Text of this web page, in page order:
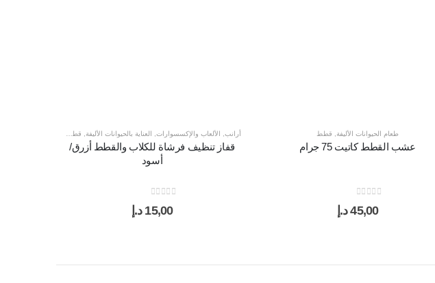
طعام الحيوانات الأليفة, قطط
عشب القطط كاتيت 75 جرام
45,00 د.إ
أرانب, الألعاب والإكسسوارات, العناية بالحيوانات الأليفة, قطط
قفاز تنظيف فرشاة للكلاب والقطط أزرق/
أسود
15,00 د.إ